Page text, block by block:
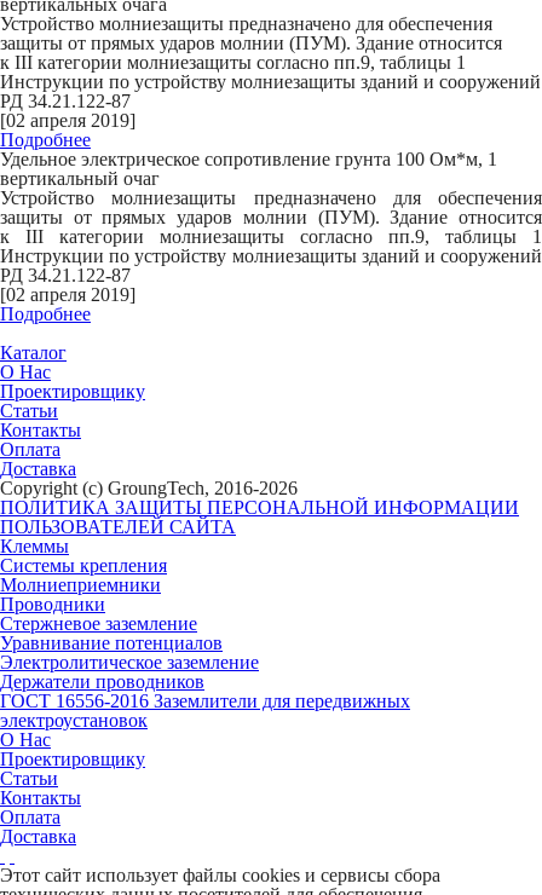
вертикальных очага
Устройство молниезащиты предназначено для обеспечения
защиты от прямых ударов молнии (ПУМ). Здание относится
к III категории молниезащиты согласно пп.9, таблицы 1
Инструкции по устройству молниезащиты зданий и сооружений
РД 34.21.122-87
[02 апреля 2019]
Подробнее
Удельное электрическое сопротивление грунта 100 Ом*м, 1
вертикальный очаг
Устройство молниезащиты предназначено для обеспечения
защиты от прямых ударов молнии (ПУМ). Здание относится
к III категории молниезащиты согласно пп.9, таблицы 1
Инструкции по устройству молниезащиты зданий и сооружений
РД 34.21.122-87
[02 апреля 2019]
Подробнее
Каталог
О Нас
Проектировщику
Статьи
Контакты
Оплата
Доставка
Copyright (c) GroungTech, 2016-2026
ПОЛИТИКА ЗАЩИТЫ ПЕРСОНАЛЬНОЙ ИНФОРМАЦИИ
ПОЛЬЗОВАТЕЛЕЙ САЙТА
Клеммы
Системы крепления
Молниеприемники
Проводники
Стержневое заземление
Уравнивание потенциалов
Электролитическое заземление
Держатели проводников
ГОСТ 16556-2016 Заземлители для передвижных
электроустановок
О Нас
Проектировщику
Статьи
Контакты
Оплата
Доставка
Этот сайт использует файлы cookies и сервисы сбора